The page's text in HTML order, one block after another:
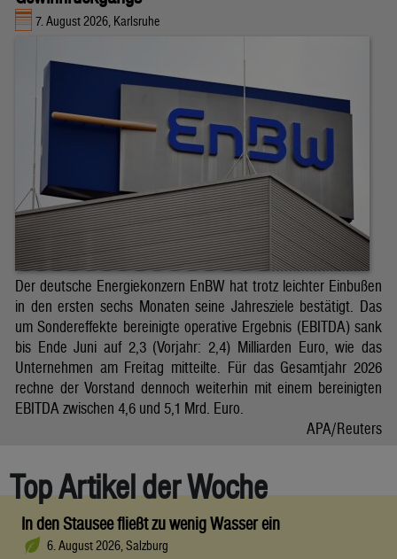
7. August 2026, Karlsruhe
Der deutsche Energiekonzern EnBW hat trotz leichter Einbußen
in den ersten sechs Monaten seine Jahresziele bestätigt. Das
um Sondereffekte bereinigte operative Ergebnis (EBITDA) sank
bis Ende Juni auf 2,3 (Vorjahr: 2,4) Milliarden Euro, wie das
Unternehmen am Freitag mitteilte. Für das Gesamtjahr 2026
rechne der Vorstand dennoch weiterhin mit einem bereinigten
EBITDA zwischen 4,6 und 5,1 Mrd. Euro.
APA/Reuters
Top Artikel der Woche
In den Stausee fließt zu wenig Wasser ein
6. August 2026, Salzburg